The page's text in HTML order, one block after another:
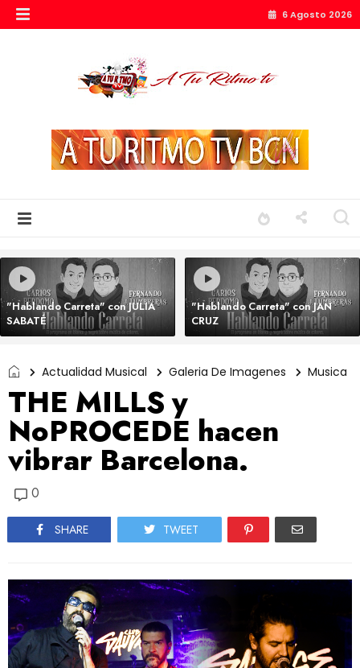
6 Agosto 2026
"Hablando Carreta" con JULIA
SABATÉ
"Hablando Carreta" con JAN
CRUZ
Actualidad Musical Galeria De Imagenes Musica
THE MILLS y
NoPROCEDE hacen
vibrar Barcelona.
0
SHARE TWEET